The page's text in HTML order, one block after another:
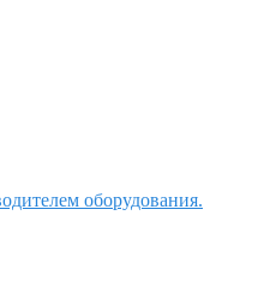
оборудования.